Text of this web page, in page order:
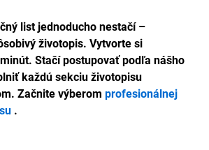
list jednoducho nestačí –
životopis. Vytvorte si
Stačí postupovať podľa nášho
každú sekciu životopisu
Začnite výberom profesionálnej
.